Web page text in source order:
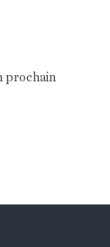
prochain